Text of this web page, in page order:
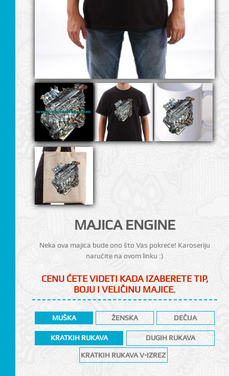
MAJICA ENGINE
Neka ova majica bude ono što Vas pokreće! Karoseriju
naručite na ovom linku :)
CENU ĆETE VIDETI KADA IZABERETE TIP,
BOJU I VELIČINU MAJICE.
MUŠKA ŽENSKA DEČIJA
KRATKIH RUKAVA DUGIH RUKAVA
KRATKIH RUKAVA V-IZREZ